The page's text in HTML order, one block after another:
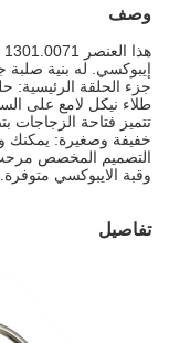
وصف
إيبوكسي. له بنية صلبة
طلاء نيكل لامع على
تتميز فتاحة الزجاجات
خفيفة وصغيرة: يمكنك
التصميم المخصص مرحب
وقبة الايبوكسي متوفرة.
تفاصيل